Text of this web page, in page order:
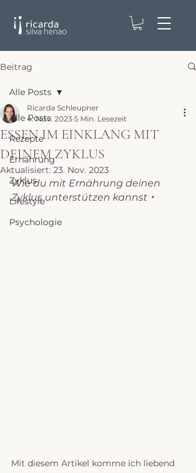
Beitrag
Alle Posts
Rezepte
Ernährung
Zyklus
Lifestyle
Psychologie
Alle Posts
ESSEN IM EINKLANG MIT
DEINEM ZYKLUS
Ricarda Schleupner
4. Nov. 2023 5 Min. Lesezeit
Aktualisiert: 23. Nov. 2023
Wie du mit Ernährung deinen
Zyklus unterstützen kannst ・
Mit diesem Artikel komme ich liebend